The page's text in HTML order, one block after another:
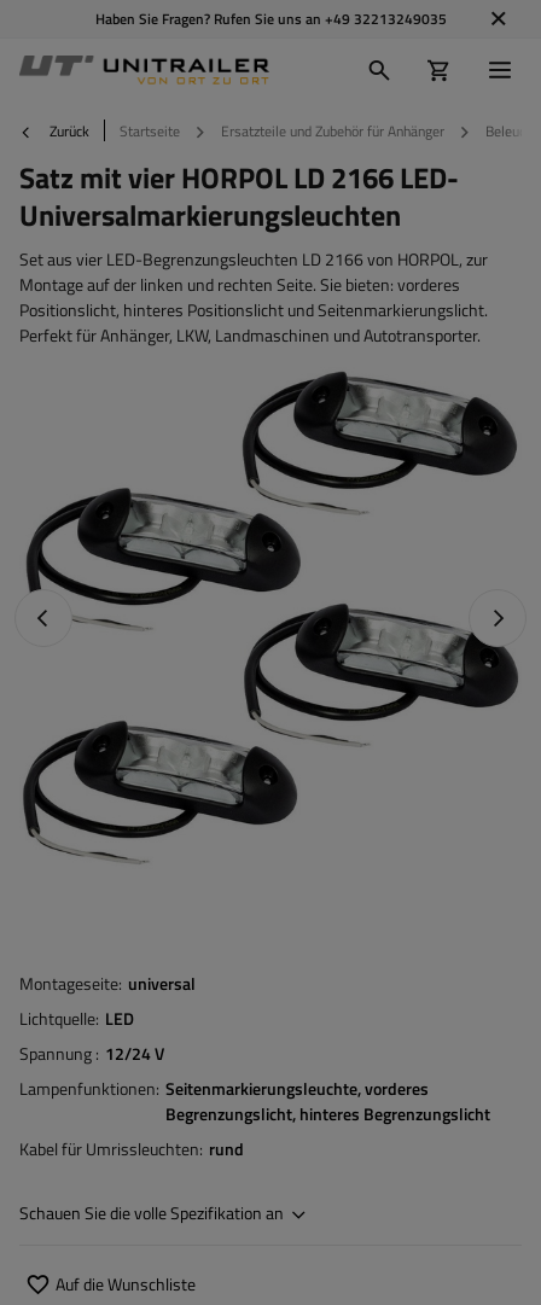
Haben Sie Fragen? Rufen Sie uns an +49 32213249035
Zurück Startseite Ersatzteile und Zubehör für Anhänger
Satz mit vier HORPOL LD 2166 LED-
Universalmarkierungsleuchten
Set aus vier LED-Begrenzungsleuchten LD 2166 von HORPOL, zur
Montage auf der linken und rechten Seite. Sie bieten: vorderes
Positionslicht, hinteres Positionslicht und Seitenmarkierungslicht.
Perfekt für Anhänger, LKW, Landmaschinen und Autotransporter.
Vorheriges Foto
Montageseite universal
Lichtquelle LED
Spannung 12/24 V
Lampenfunktionen Seitenmarkierungsleuchte vorderes
Begrenzungslicht hinteres Begrenzungslicht
Kabel für Umrissleuchten rund
Schauen Sie die volle Spezifikation an
Auf die Wunschliste